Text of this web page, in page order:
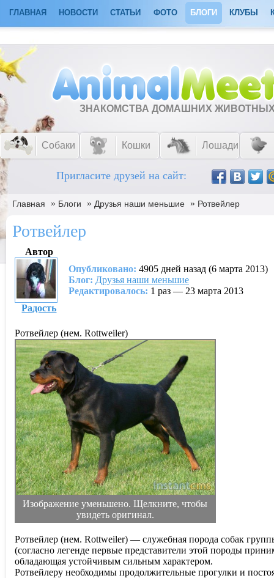
ГЛАВНАЯ НОВОСТИ СТАТЬИ ФОТО БЛОГИ КЛУБЫ
ЗНАКОМСТВА ДОМАШНИХ
Собаки Кошки Лошади
Пригласите друзей на сайт:
Главная » Блоги » Друзья наши меньшие » Ротвейлер
Ротвейлер
Автор
Радость
Опубликовано: 4905 дней назад (6 марта 2013)
Блог: Друзья наши меньшие
Редактировалось: 1 раз — 23 марта 2013
Ротвейлер (нем. Rottweiler)
Изображение уменьшено. Щелкните, чтобы
увидеть оригинал.
Ротвейлер (нем. Rottweiler) — служебная порода собак
(согласно легенде первые представители этой породы
обладающая устойчивым сильным характером.
Ротвейлеру необходимы продолжительные прогулки и